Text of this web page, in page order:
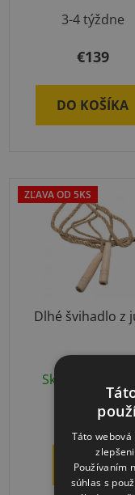
3-4 týždne
€139
DO KOŠÍKA
ZĽAVA OD 5KS
Dlhé švihadlo z
Skladom
€5,63
DETAIL
Táto
Používaním
súhlas s